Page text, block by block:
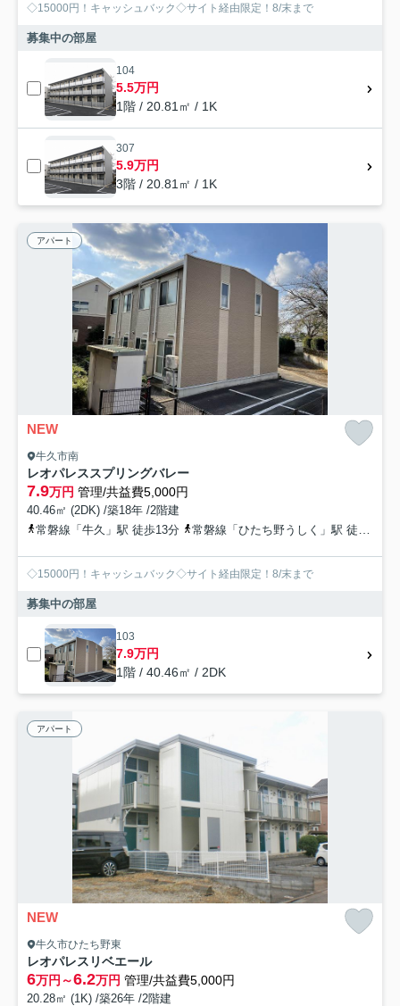
◇15000円！キャッシュバック◇サイト経由限定！8/末まで
募集中の部屋
104
5.5万円
1階 / 20.81㎡ / 1K
307
5.9万円
3階 / 20.81㎡ / 1K
アパート
NEW
牛久市南
レオパレススプリングバレー
7.9万円 管理/共益費5,000円
40.46㎡ (2DK) /築18年 /2階建
常磐線「牛久」駅 徒歩13分
常磐線「ひたち野うしく」駅 徒歩60分
◇15000円！キャッシュバック◇サイト経由限定！8/末まで
募集中の部屋
103
7.9万円
1階 / 40.46㎡ / 2DK
アパート
NEW
牛久市ひたち野東
レオパレスリベエール
6万円～6.2万円 管理/共益費5,000円
20.28㎡ (1K) /築26年 /2階建